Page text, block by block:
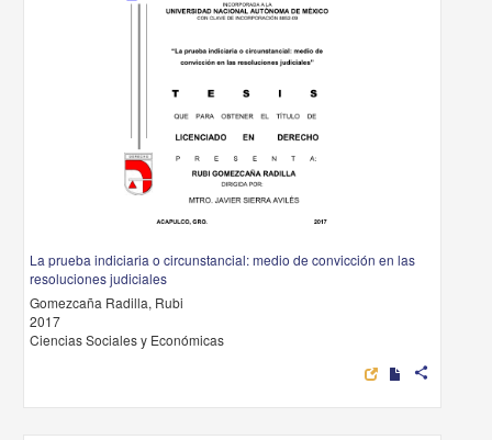
La prueba indiciaria o circunstancial: medio de convicción en las
resoluciones judiciales
Gomezcaña Radilla, Rubi
2017
Ciencias Sociales y Económicas
share